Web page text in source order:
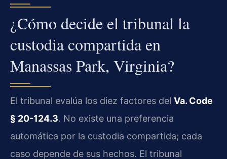
¿Cómo decide el tribunal la
custodia compartida en
Manassas Park, Virginia?
El tribunal evalúa los diez factores del Va. Code
§ 20-124.3. No existe una preferencia
automática por la custodia compartida; cada
caso depende de sus hechos. El tribunal